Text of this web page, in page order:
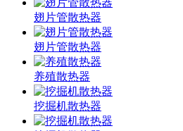
翅片管散热器
翅片管散热器
养殖散热器
挖掘机散热器